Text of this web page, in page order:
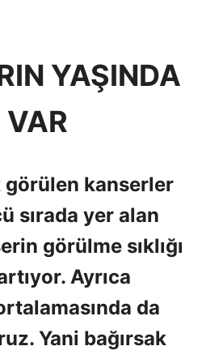
YAŞINDA
görülen kanserler
sırada yer alan
görülme sıklığı
Ayrıca
da
Yani bağırsak